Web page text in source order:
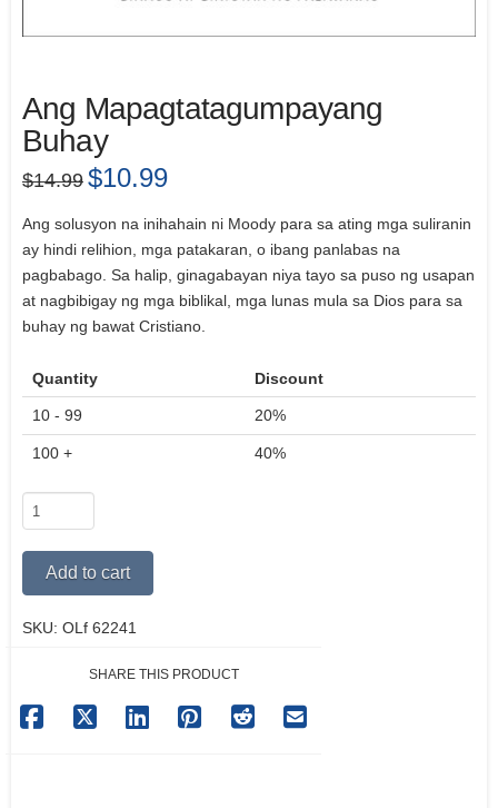
Ang Mapagtatagumpayang
Buhay
$14.99 Original
price
$14.99.
$10.99Current
$10.99.
Ang solusyon na inihahain ni Moody para sa ating mga suliranin
ay hindi relihion, mga patakaran, o ibang panlabas na
pagbabago. Sa halip, ginagabayan niya tayo sa puso ng usapan
at nagbibigay ng mga biblikal, mga lunas mula sa Dios para sa
buhay ng bawat Cristiano.
Quantity Discount
10 - 99 20%
100 + 40%
Ang
Mapagtatagumpayang
Buhay
quantity
Add to cart
SKU: OLf 62241
SHARE THIS PRODUCT